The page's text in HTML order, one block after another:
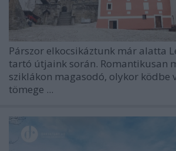
Párszor elkocsikáztunk már alatta
tartó útjaink során. Romantikusan
sziklákon magasodó, olykor ködbe
tömege ...